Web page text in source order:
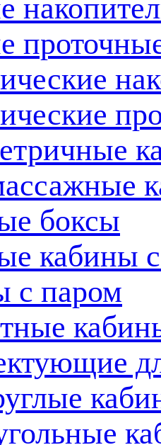
боксы
кабины
с паром